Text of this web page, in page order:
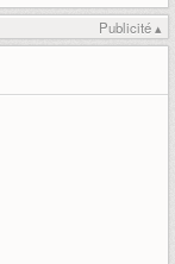
Publicité ▴